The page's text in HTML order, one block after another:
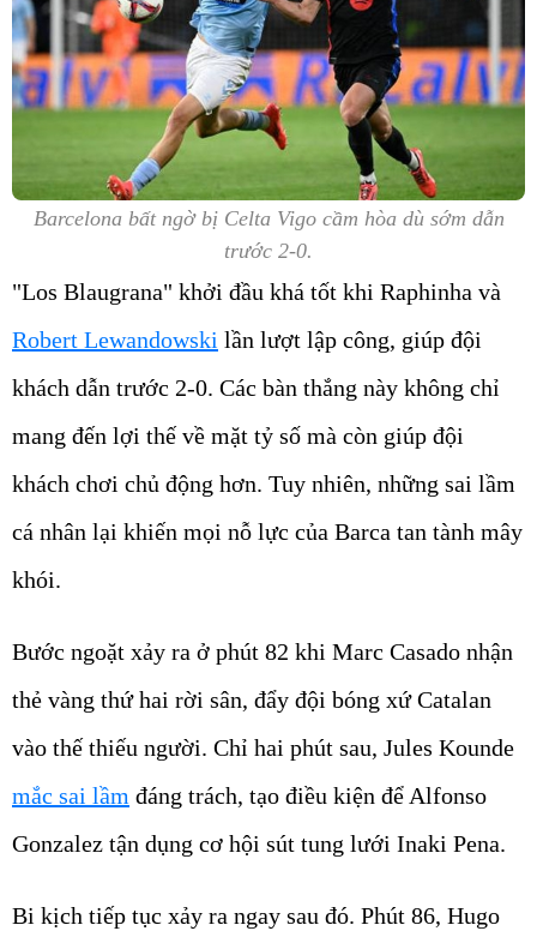
Barcelona bất ngờ bị Celta Vigo cầm hòa dù sớm dẫn
trước 2-0.
"Los Blaugrana" khởi đầu khá tốt khi Raphinha và
Robert Lewandowski lần lượt lập công, giúp đội
khách dẫn trước 2-0. Các bàn thắng này không chỉ
mang đến lợi thế về mặt tỷ số mà còn giúp đội
khách chơi chủ động hơn. Tuy nhiên, những sai lầm
cá nhân lại khiến mọi nỗ lực của Barca tan tành mây
khói.
Bước ngoặt xảy ra ở phút 82 khi Marc Casado nhận
thẻ vàng thứ hai rời sân, đẩy đội bóng xứ Catalan
vào thế thiếu người. Chỉ hai phút sau, Jules Kounde
mắc sai lầm đáng trách, tạo điều kiện để Alfonso
Gonzalez tận dụng cơ hội sút tung lưới Inaki Pena.
Bi kịch tiếp tục xảy ra ngay sau đó. Phút 86, Hugo